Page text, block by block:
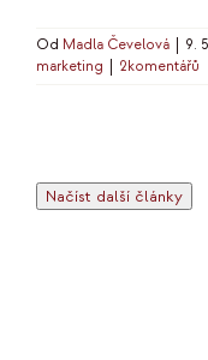
Od Madla Čevelová 9.
marketing
2komentářů
Načíst další články